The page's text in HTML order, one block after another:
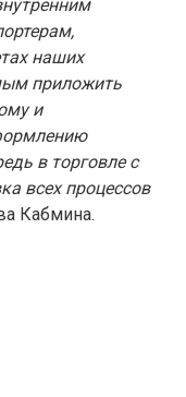
наших
приложить
и
в торговле с
всех процессов
Кабмина.